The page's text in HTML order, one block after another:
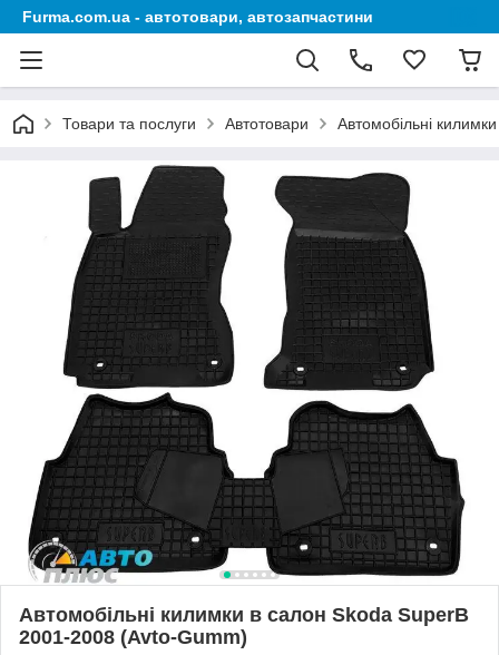
Furma.com.ua - автотовари, автозапчастини
Товари та послуги Автотовари Автомобільні килимки
Автомобільні килимки в салон Skoda SuperB
2001-2008 (Avto-Gumm)